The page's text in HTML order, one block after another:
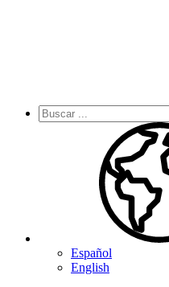
Español
English